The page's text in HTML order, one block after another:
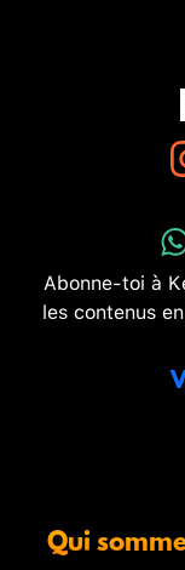
Abonne-toi à
les contenus
Qui